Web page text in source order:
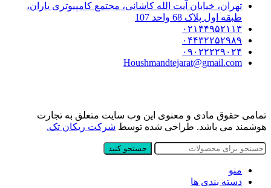
تهران، خیابان آیت الله کاشانی، مجتمع کامپیوتری یاران،
طبقه اول پلاک 68 واحد 107
۰۲۱۴۴۹۵۲۱۱۳
۰۴۴۳۲۲۵۲۹۸۹
۰۹۰۲۲۲۲۹۰۲۴
Houshmandtejarat@gmail.com
تمامی حقوق مادی و معنوی این وب سایت متعلق به تجارت
هوشمند می باشد. طراحی شده توسط شرکت ریکان تک.
جستجو کنید
منو
دسته بندی ها